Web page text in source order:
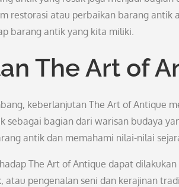
restorasi atau perbaikan barang antik
barang antik yang kita miliki.
The Art of
keberlanjutan The Art of Antique
sebagai bagian dari warisan budaya
antik dan memahami nilai-nilai
The Art of Antique dapat
pengenalan seni dan kerajinan